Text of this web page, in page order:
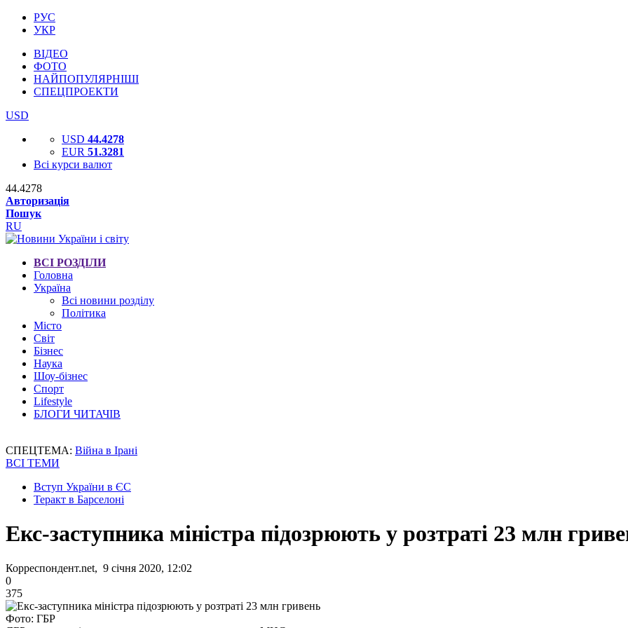
РУС
УКР
ВІДЕО
ФОТО
НАЙПОПУЛЯРНІШІ
СПЕЦПРОЕКТИ
USD
USD 44.4278
EUR 51.3281
Всі курси валют
44.4278
Авторизація
Пошук
RU
ВСІ РОЗДІЛИ
Головна
Україна
Всі новини розділу
Політика
Місто
Світ
Бізнес
Наука
Шоу-бізнес
Спорт
Lifestyle
БЛОГИ ЧИТАЧІВ
СПЕЦТЕМА: Війна в Ірані
ВСІ ТЕМИ
Вступ України в ЄС
Теракт в Барселоні
Екс-заступника міністра підозрюють у розтраті 23 млн
Корреспондент.net, 9 січня 2020, 12:02
0
375
Фото: ГБР